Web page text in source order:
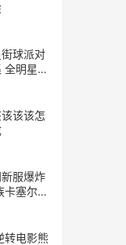
街球派对
全明星
该该怎
服爆炸
卡塞尔之
族卡塞
转电影熊